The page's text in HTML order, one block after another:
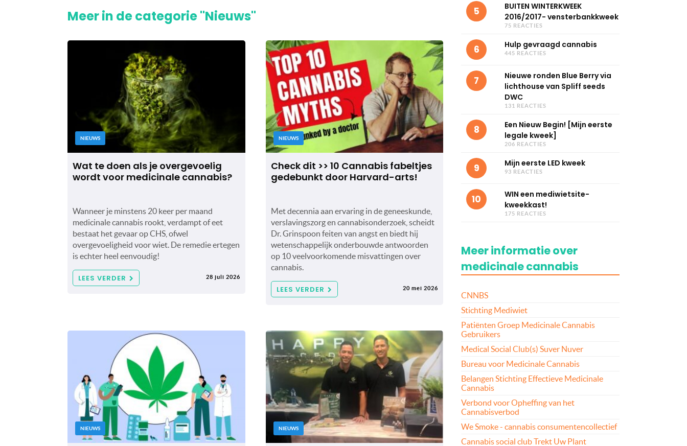
Meer in de categorie "Nieuws"
NIEUWS
Wat te doen als je overgevoelig
wordt voor medicinale cannabis?
Wanneer je minstens 20 keer per maand
medicinale cannabis rookt, verdampt of eet
bestaat het gevaar op CHS, ofwel
overgevoeligheid voor wiet. De remedie ertegen
is echter heel eenvoudig!
LEES VERDER 28 juli 2026
NIEUWS
Check dit >> 10 Cannabis fabeltjes
gedebunkt door Harvard-arts!
Met decennia aan ervaring in de geneeskunde,
verslavingszorg en cannabisonderzoek, scheidt
Dr. Grinspoon feiten van angst en biedt hij
wetenschappelijk onderbouwde antwoorden
op 10 veelvoorkomende misvattingen over
cannabis.
LEES VERDER 20 mei 2026
NIEUWS NIEUWS
5
BUITEN WINTERKWEEK
2016/2017- vensterbankkweek
75 REACTIES
6 Hulp gevraagd cannabis
445 REACTIES
7
Nieuwe ronden Blue Berry via
lichthouse van Spliff seeds
DWC
131 REACTIES
8
Een Nieuw Begin! [Mijn eerste
legale kweek]
206 REACTIES
9 Mijn eerste LED kweek
93 REACTIES
10
WIN een mediwietsite-
kweekkast!
175 REACTIES
Meer informatie over
medicinale cannabis
CNNBS
Stichting Mediwiet
Patiënten Groep Medicinale Cannabis
Gebruikers
Medical Social Club(s) Suver Nuver
Bureau voor Medicinale Cannabis
Belangen Stichting Effectieve Medicinale
Cannabis
Verbond voor Opheffing van het
Cannabisverbod
We Smoke - cannabis consumentencollectief
Cannabis social club Trekt Uw Plant